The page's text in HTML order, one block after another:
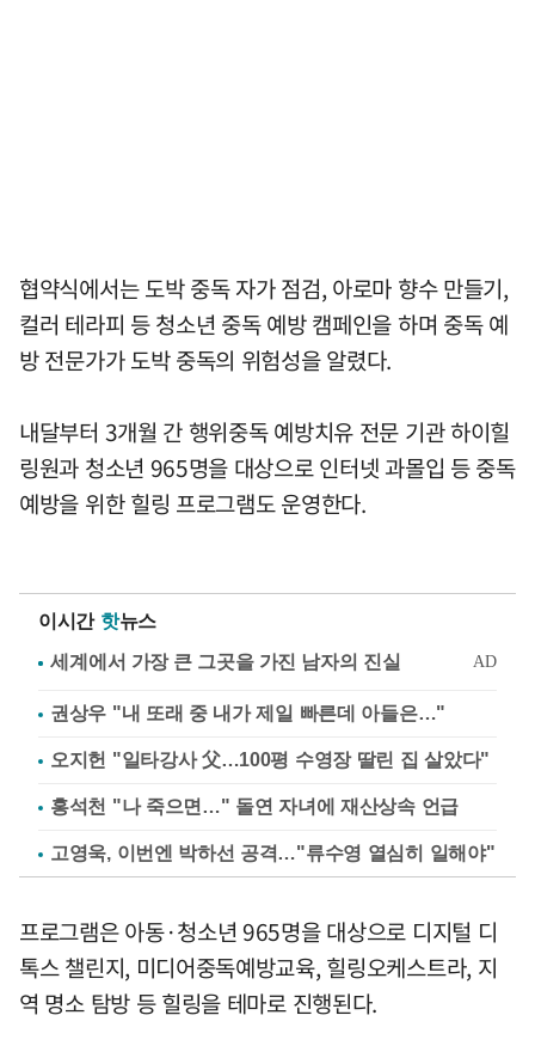
협약식에서는 도박 중독 자가 점검, 아로마 향수 만들기,
컬러 테라피 등 청소년 중독 예방 캠페인을 하며 중독 예
방 전문가가 도박 중독의 위험성을 알렸다.
내달부터 3개월 간 행위중독 예방치유 전문 기관 하이힐
링원과 청소년 965명을 대상으로 인터넷 과몰입 등 중독
예방을 위한 힐링 프로그램도 운영한다.
이시간 핫뉴스
권상우 "내 또래 중 내가 제일 빠른데 아들은…"
오지헌 "일타강사 父…100평 수영장 딸린 집 살았다"
홍석천 "나 죽으면…" 돌연 자녀에 재산상속 언급
고영욱, 이번엔 박하선 공격…"류수영 열심히 일해야"
프로그램은 아동·청소년 965명을 대상으로 디지털 디
톡스 챌린지, 미디어중독예방교육, 힐링오케스트라, 지
역 명소 탐방 등 힐링을 테마로 진행된다.